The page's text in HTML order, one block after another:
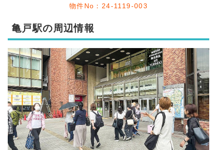
物件No：24-1119-003
亀戸駅の周辺情報